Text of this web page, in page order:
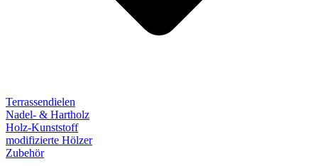
Terrassendielen
Nadel- & Hartholz
Holz-Kunststoff
modifizierte Hölzer
Zubehör